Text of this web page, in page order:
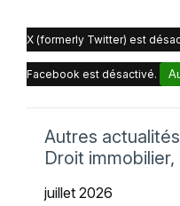
X (formerly Twitter) est
Facebook est désactivé.
Autres
Droit
juillet 2026